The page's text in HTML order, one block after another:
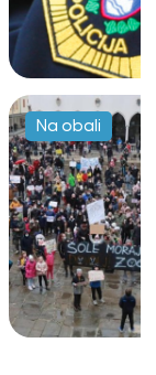
Na obali